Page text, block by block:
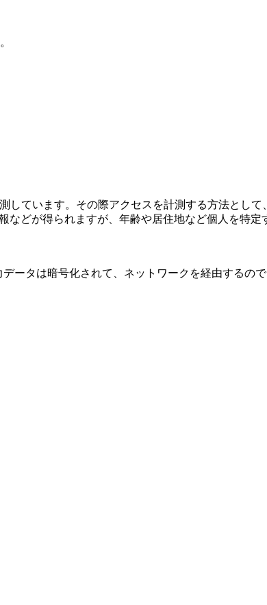
ています。その際アクセスを計測する方法として
などが得られますが、年齢や居住地など個人を特定
ータは暗号化されて、ネットワークを経由するの